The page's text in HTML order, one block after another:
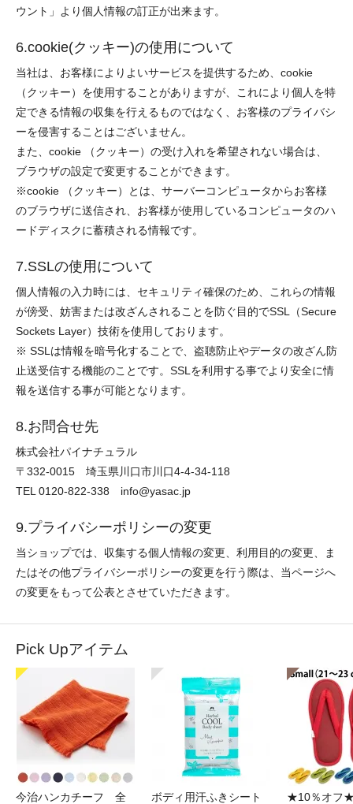
ウント」より個人情報の訂正が出来ます。
6.cookie(クッキー)の使用について
当社は、お客様によりよいサービスを提供するため、cookie
（クッキー）を使用することがありますが、これにより個人を特
定できる情報の収集を行えるものではなく、お客様のプライバシ
ーを侵害することはございません。
また、cookie （クッキー）の受け入れを希望されない場合は、
ブラウザの設定で変更することができます。
※cookie （クッキー）とは、サーバーコンピュータからお客様
のブラウザに送信され、お客様が使用しているコンピュータのハ
ードディスクに蓄積される情報です。
7.SSLの使用について
個人情報の入力時には、セキュリティ確保のため、これらの情報
が傍受、妨害または改ざんされることを防ぐ目的でSSL（Secure
Sockets Layer）技術を使用しております。
※ SSLは情報を暗号化することで、盗聴防止やデータの改ざん防
止送受信する機能のことです。SSLを利用する事でより安全に情
報を送信する事が可能となります。
8.お問合せ先
株式会社パイナチュラル
〒332-0015 埼玉県川口市川口4-4-34-118
TEL 0120-822-338 info@yasac.jp
9.プライバシーポリシーの変更
当ショップでは、収集する個人情報の変更、利用目的の変更、ま
たはその他プライバシーポリシーの変更を行う際は、当ページへ
の変更をもって公表とさせていただきます。
Pick Upアイテム
今治ハンカチーフ 全
ボディ用汗ふきシート
★10％オフ